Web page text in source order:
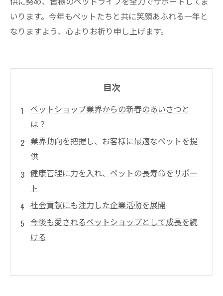
いります。今年もペットたちと共に笑顔あふれる一年と
なりますよう、心よりお祈り申し上げます。
目次
ペットショップ業界からの新春のあいさつと
は？
業界動向を把握し、お客様に最適なペットを提
供
健康管理に力を入れ、ペットの長寿命をサポー
ト
社会貢献にも注力した企業活動を展開
今後も愛されるペットショップとして成長を続
ける